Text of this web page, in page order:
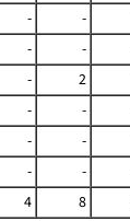
- -
- -
- 2
- -
- -
- -
4 8